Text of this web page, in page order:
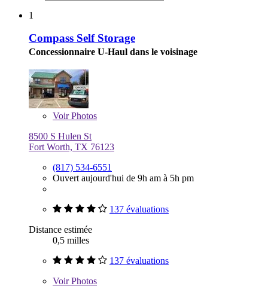
1
Compass Self Storage
Concessionnaire U-Haul dans le voisinage
VoirPhotos
8500 S Hulen St
Fort Worth, TX 76123
(817) 534-6551
Ouvert aujourd'hui de 9h am à 5h pm
137 évaluations
Distance estimée
0,5 milles
137 évaluations
VoirPhotos